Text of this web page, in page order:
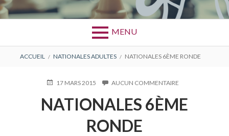
MENU
FIL
D'ARIANE
ACCUEIL NATIONALES ADULTES NATIONALES 6ÈME RONDE
PUBLIÉ17 MARS 2015 AUCUN COMMENTAIRE
6ÈME
RONDE
NATIONALES 6ÈME
RONDE